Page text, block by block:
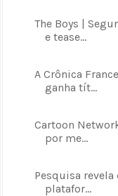
The Boys |
e tease...
A Crônica
ganha tít...
Cartoon
por me...
Pesquisa
platafor...